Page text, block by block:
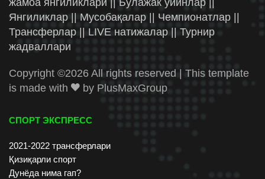
Янгиликлар || Мусобақалар || Чемпионатлар ||
Трансферлар || LIVE натижалар || Турнир
жадваллари
Copyright ©2026 All rights reserved | This template
is made with
by PlusMaxGroup
СПОРТ ЭКСПРЕСС
2021-2022 трансферлари
Қизиқарли спорт
Дунёда нима гап?